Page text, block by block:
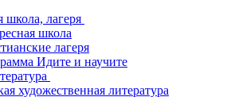
школа, лагеря
школа
лагеря
Идите и научите
художественная литература